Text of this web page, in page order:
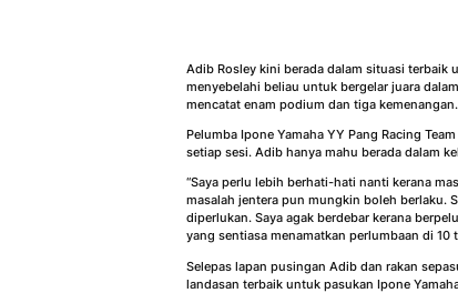
Adib Rosley kini berada dalam situasi terbaik
menyebelahi beliau untuk bergelar juara
mencatat enam podium dan tiga
Pelumba Ipone Yamaha YY Pang Racing
setiap sesi. Adib hanya mahu berada dalam
“Saya perlu lebih berhati-hati nanti kerana
masalah jentera pun mungkin boleh berlaku.
diperlukan. Saya agak berdebar kerana
yang sentiasa menamatkan perlumbaan di 10
Selepas lapan pusingan Adib dan rakan
landasan terbaik untuk pasukan Ipone